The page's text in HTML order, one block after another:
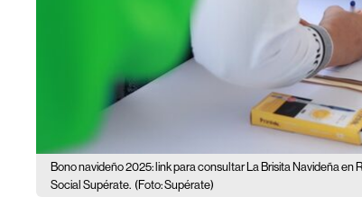
Bono navideño 2025: link para consultar La Brisita Navideña en
Social Supérate. (Foto: Supérate)